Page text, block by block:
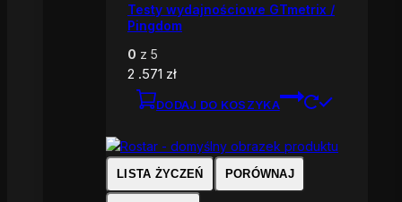
Testy wydajnościowe GTmetrix /
Pingdom
0 z 5
2 .571 zł
DODAJ DO KOSZYKA
LISTA ŻYCZEŃ PORÓWNAJ